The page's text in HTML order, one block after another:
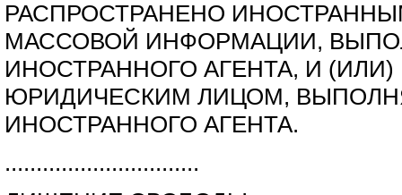
РАСПРОСТРАНЕНО
МАССОВОЙ ИНФОРМАЦИИ,
ИНОСТРАННОГО АГЕНТА, И
ЮРИДИЧЕСКИМ ЛИЦОМ,
ИНОСТРАННОГО АГЕНТА.
...............................